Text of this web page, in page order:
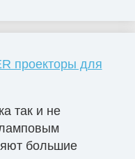
проекторы для
так и не
большие